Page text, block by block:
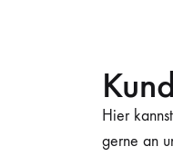
Hier
gerne an